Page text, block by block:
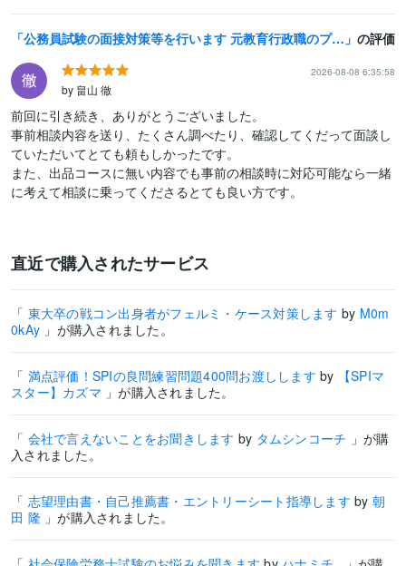
公務員試験の面接対策等を行います 元教育行政職のプロが面接指導や試験対策などを行います！ の評価
2026-08-08 6:35:58
by 畠山 徹
前回に引き続き、ありがとうございました。
事前相談内容を送り、たくさん調べたり、確認してくだって面談し
ていただいてとても頼もしかったです。
また、出品コースに無い内容でも事前の相談時に対応可能なら一緒
に考えて相談に乗ってくださるとても良い方です。
直近で購入されたサービス
「 東大卒の戦コン出身者がフェルミ・ケース対策します by M0m
0kAy 」が購入されました。
「 満点評価！SPIの良問練習問題400問お渡しします by
【SPIマ
スター】カズマ 」が購入されました。
「 会社で言えないことをお聞きします by タムシンコーチ 」が購
入されました。
「 志望理由書・自己推薦書・エントリーシート指導します by 朝
田 隆 」が購入されました。